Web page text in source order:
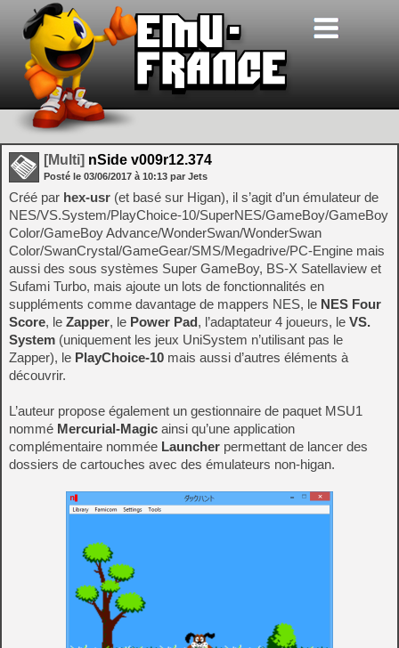
[Multi] nSide v009r12.374
Posté le 03/06/2017 à 10:13 par Jets
Créé par hex-usr (et basé sur Higan), il s’agit d’un émulateur de
NES/VS.System/PlayChoice-10/SuperNES/GameBoy/GameBoy
Color/GameBoy Advance/WonderSwan/WonderSwan
Color/SwanCrystal/GameGear/SMS/Megadrive/PC-Engine mais
aussi des sous systèmes Super GameBoy, BS-X Satellaview et
Sufami Turbo, mais ajoute un lots de fonctionnalités en
suppléments comme davantage de mappers NES, le NES Four
Score, le Zapper, le Power Pad, l’adaptateur 4 joueurs, le VS.
System (uniquement les jeux UniSystem n’utilisant pas le
Zapper), le PlayChoice-10 mais aussi d’autres éléments à
découvrir.
L’auteur propose également un gestionnaire de paquet MSU1
nommé Mercurial-Magic ainsi qu’une application
complémentaire nommée Launcher permettant de lancer des
dossiers de cartouches avec des émulateurs non-higan.